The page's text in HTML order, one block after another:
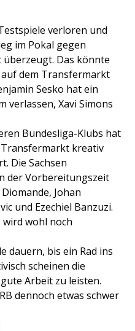
verloren und
im Pokal gegen
Das könnte
dem Transfermarkt
Sesko hat ein
verlassen, Xavi Simons
Bundesliga-Klubs hat
Transfermarkt kreativ
Die Sachsen
der Vorbereitungszeit
Johan
und Ezechiel Banzuzi.
wohl noch
dauern, bis ein Rad ins
scheinen die
Arbeit zu leisten.
dennoch etwas schwer